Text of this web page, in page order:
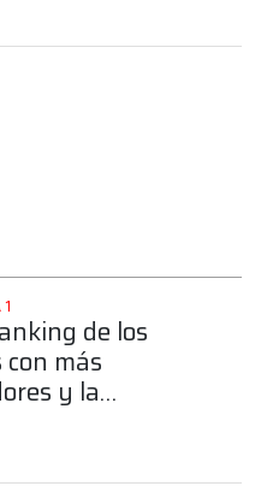
de los
más
y la